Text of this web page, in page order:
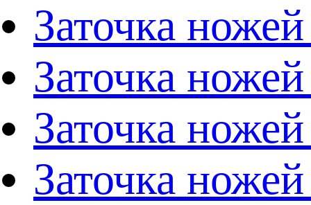
Заточка
Заточка
Заточка
Заточка